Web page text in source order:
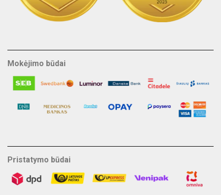
Mokėjimo būdai
Pristatymo būdai